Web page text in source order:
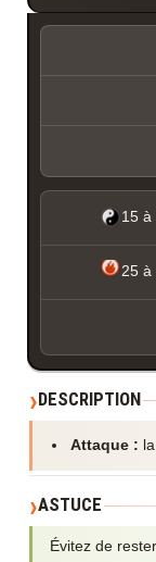
15 à
25 à
DESCRIPTION
Attaque :
ASTUCE
Évitez de